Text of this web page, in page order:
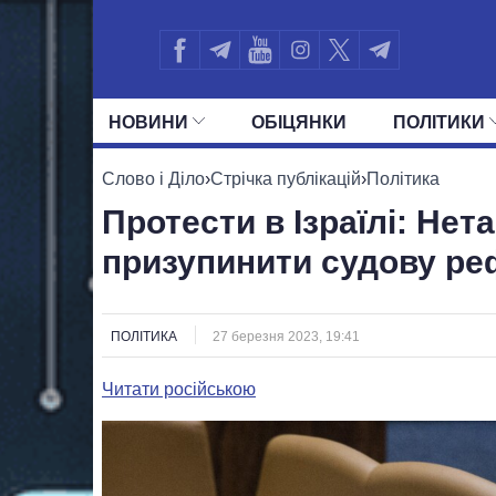
НОВИНИ ОБIЦЯНКИ ПОЛIТИКИ
УСІ ПОЛІТИКИ ПРЕЗИДЕНТ І ОФІС
Слово і Діло›Стрічка публікацій›Політика
Протести в Ізраїлі:
призупинити судову
ПОЛІТИКА 27 березня 2023, 19:41
Читати російською